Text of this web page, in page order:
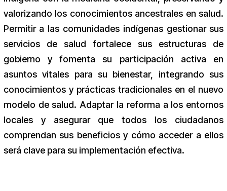
valorizando los conocimientos ancestrales en salud.
Permitir a las comunidades indígenas gestionar sus
servicios de salud fortalece sus estructuras de
gobierno y fomenta su participación activa en
asuntos vitales para su bienestar, integrando sus
conocimientos y prácticas tradicionales en el nuevo
modelo de salud. Adaptar la reforma a los entornos
locales y asegurar que todos los ciudadanos
comprendan sus beneficios y cómo acceder a ellos
será clave para su implementación efectiva.